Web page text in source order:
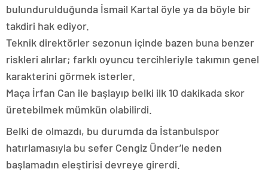
bulundurulduğunda İsmail Kartal öyle ya da böyle bir
takdiri hak ediyor.
Teknik direktörler sezonun içinde bazen buna benzer
riskleri alırlar; farklı oyuncu tercihleriyle takımın genel
karakterini görmek isterler.
Maça İrfan Can ile başlayıp belki ilk 10 dakikada skor
üretebilmek mümkün olabilirdi.
Belki de olmazdı, bu durumda da İstanbulspor
hatırlamasıyla bu sefer Cengiz Ünder’le neden
başlamadın eleştirisi devreye girerdi.